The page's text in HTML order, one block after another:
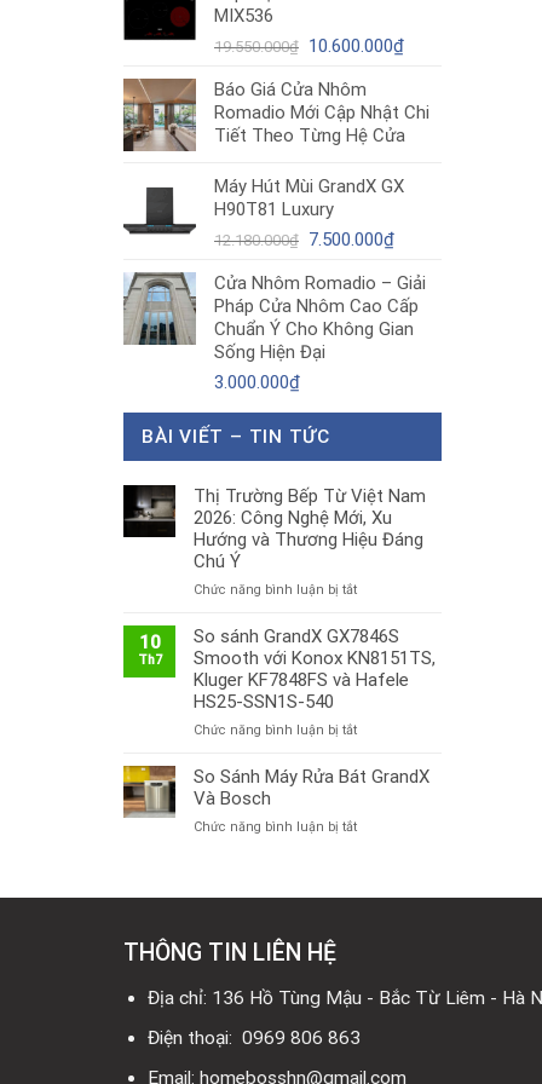
5.200.000₫.
MIX536
19.550.000₫ Giá
là:
19.550.000₫.
10.600.000₫Giá
là:
10.600.000₫.
Báo Giá Cửa Nhôm
Romadio Mới Cập Nhật Chi
Tiết Theo Từng Hệ Cửa
Máy Hút Mùi GrandX GX
H90T81 Luxury
12.180.000₫ Giá
là:
12.180.000₫.
7.500.000₫Giá
tại
là:
7.500.000₫.
Cửa Nhôm Romadio – Giải
Pháp Cửa Nhôm Cao Cấp
Chuẩn Ý Cho Không Gian
Sống Hiện Đại
3.000.000₫
BÀI VIẾT – TIN TỨC
Thị Trường Bếp Từ Việt Nam
2026: Công Nghệ Mới, Xu
Hướng và Thương Hiệu Đáng
Chú Ý
Chức năng bình luận bị tắtở
Trường
Bếp
Từ
2026:
Nghệ
Hướng
Hiệu
10
Th7
So sánh GrandX GX7846S
Smooth với Konox KN8151TS,
Kluger KF7848FS và Hafele
HS25-SSN1S-540
Chức năng bình luận bị tắtở
sánh
Smooth
HS25-
540
So Sánh Máy Rửa Bát GrandX
Và Bosch
Chức năng bình luận bị tắtở
Bosch
THÔNG TIN LIÊN HỆ
Địa chỉ: 136 Hồ Tùng Mậu - Bắc Từ Liêm - Hà
Điện thoại: 0969 806 863
Email: homebosshn@gmail.com